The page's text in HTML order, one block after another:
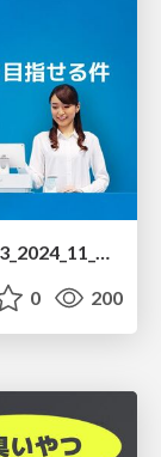
福岡IT交流会_弊社の話を聞けLT大会__3_2024_11_27.pdf
0 200